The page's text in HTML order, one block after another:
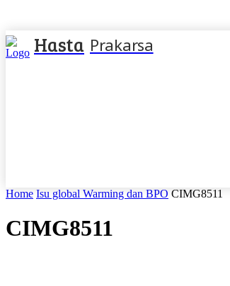
Hasta Prakarsa
Home Isu global Warming dan BPO CIMG8511
CIMG8511